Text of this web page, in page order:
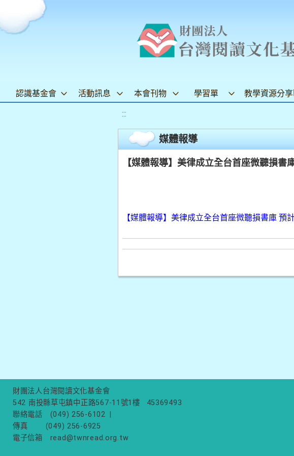
認識基金會 活動訊息 本會刊物 學習單 教學資源分
:::
媒體報導
【媒體報導】美律成立全台首座微聽損
【媒體報導】美律成立全台首座微聽損書庫 預
財團法人台灣閱讀文化基金會
542 南投縣草屯鎮中正路567-11號1樓
45369493
聯絡電話
(049) 256-6102
傳真
(049) 256-6925
電子信箱
read@twnread.org.tw